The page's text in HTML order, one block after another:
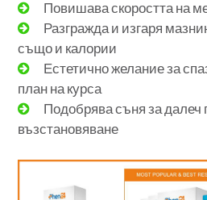
Повишава скоростта на
Разгражда и изгаря
също и калории
Естетично желание за
план на курса
Подобрява съня за далеч
възстановяване